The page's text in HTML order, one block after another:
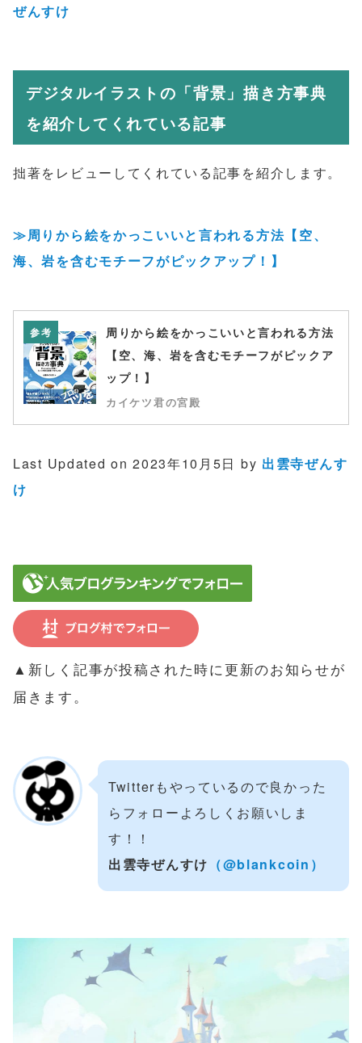
ぜんすけ
デジタルイラストの「背景」描き方事典
を紹介してくれている記事
拙著をレビューしてくれている記事を紹介します。
≫周りから絵をかっこいいと言われる方法【空、
海、岩を含むモチーフがピックアップ！】
参考
周りから絵をかっこいいと言われる方法
【空、海、岩を含むモチーフがピックア
ップ！】
カイケツ君の宮殿
Last Updated on 2023年10月5日 by 出雲寺ぜんす
け
▲新しく記事が投稿された時に更新のお知らせが
届きます。
Twitterもやっているので良かった
らフォローよろしくお願いしま
す！！
出雲寺ぜんすけ （@blankcoin）